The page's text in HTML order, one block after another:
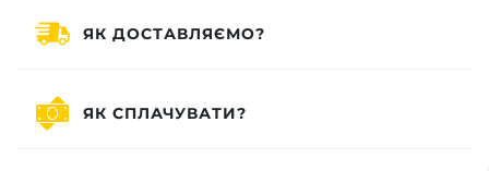
ЯК ДОСТАВЛЯЄМО?
ЯК СПЛАЧУВАТИ?